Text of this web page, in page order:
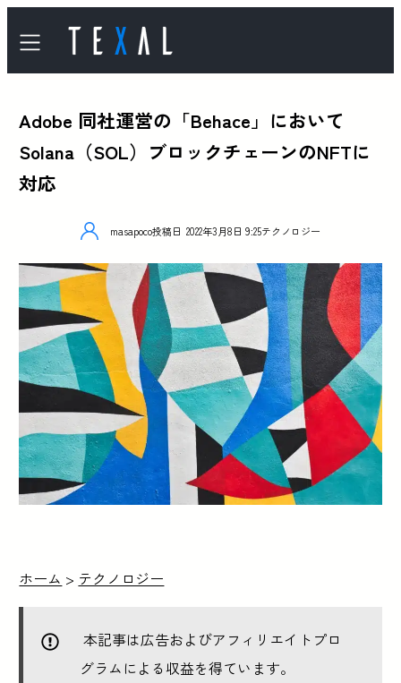
Adobe 同社運営の「Behace」において
Solana（SOL）ブロックチェーンのNFTに
対応
masapoco投稿日 2022年3月8日 9:25テクノロジー
ホーム > テクノロジー
本記事は広告およびアフィリエイトプロ
グラムによる収益を得ています。